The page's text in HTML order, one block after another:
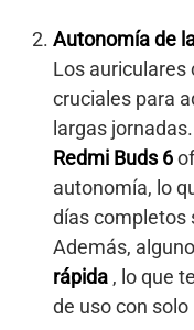
Autonomía de
Los auriculares
cruciales para
largas
Redmi Buds 6
autonomía, lo
días completos
Además,
rápida , lo que
de uso con